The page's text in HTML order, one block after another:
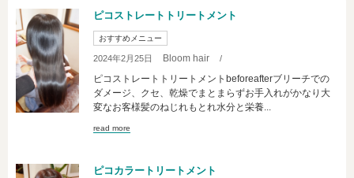
ピコストレートトリートメント
おすすめメニュー
2024年2月25日 Bloom hair /
ピコストレートトリートメントbeforeafterブリーチでの
ダメージ、クセ、乾燥でまとまらずお手入れがかなり大
変なお客様髪のねじれもとれ水分と栄養...
read more
ピコカラートリートメント